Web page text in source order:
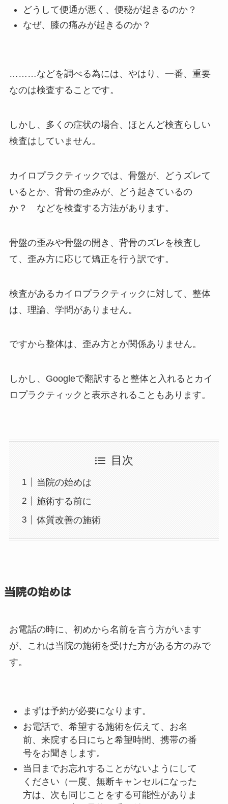
どうして便通が悪く、便秘が起きるのか？
なぜ、膝の痛みが起きるのか？
………などを調べる為には、やはり、一番、重要
なのは検査することです。
しかし、多くの症状の場合、ほとんど検査らしい
検査はしていません。
カイロプラクティックでは、骨盤が、どうズレて
いるとか、背骨の歪みが、どう起きているの
か？ などを検査する方法があります。
骨盤の歪みや骨盤の開き、背骨のズレを検査し
て、歪み方に応じて矯正を行う訳です。
検査があるカイロプラクティックに対して、整体
は、理論、学問がありません。
ですから整体は、歪み方とか関係ありません。
しかし、Googleで翻訳すると整体と入れるとカイ
ロプラクティックと表示されることもあります。
目次
当院の始めは
施術する前に
体質改善の施術
当院の始めは
お電話の時に、初めから名前を言う方がいます
が、これは当院の施術を受けた方がある方のみで
す。
まずは予約が必要になります。
お電話で、希望する施術を伝えて、お名
前、来院する日にちと希望時間、携帯の番
号をお聞きします。
当日までお忘れすることがないようにして
ください（一度、無断キャンセルになった
方は、次も同じことをする可能性がありま